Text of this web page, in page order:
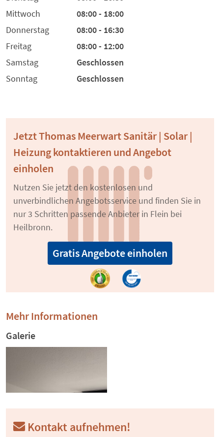
Mittwoch
08:00 - 18:00
Donnerstag
08:00 - 16:30
Freitag
08:00 - 12:00
Samstag
Geschlossen
Sonntag
Geschlossen
Jetzt Thomas Meerwart Sanitär | Solar |
Heizung kontaktieren und Angebot
einholen
Nutzen Sie jetzt den kostenlosen und
unverbindlichen Angebotsservice und finden Sie in
nur 3 Schritten passende Anbieter in Flein bei
Heilbronn.
Gratis Angebote einholen
Mehr Informationen
Galerie
Kontakt aufnehmen!